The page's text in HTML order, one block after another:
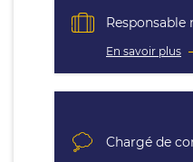
Responsable
En savoir plus
Chargé de